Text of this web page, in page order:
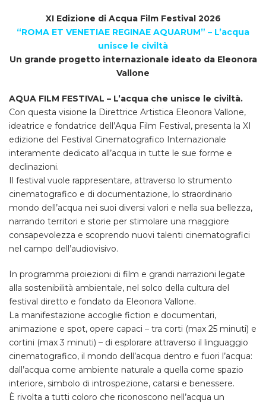
XI Edizione di Acqua Film Festival 2026
“ROMA ET VENETIAE REGINAE AQUARUM” – L’acqua
unisce le civiltà
Un grande progetto internazionale ideato da Eleonora
Vallone
AQUA FILM FESTIVAL – L’acqua che unisce le civiltà.
Con questa visione la Direttrice Artistica Eleonora Vallone,
ideatrice e fondatrice dell’Aqua Film Festival, presenta la XI
edizione del Festival Cinematografico Internazionale
interamente dedicato all’acqua in tutte le sue forme e
declinazioni.
Il festival vuole rappresentare, attraverso lo strumento
cinematografico e di documentazione, lo straordinario
mondo dell’acqua nei suoi diversi valori e nella sua bellezza,
narrando territori e storie per stimolare una maggiore
consapevolezza e scoprendo nuovi talenti cinematografici
nel campo dell’audiovisivo.
In programma proiezioni di film e grandi narrazioni legate
alla sostenibilità ambientale, nel solco della cultura del
festival diretto e fondato da Eleonora Vallone.
La manifestazione accoglie fiction e documentari,
animazione e spot, opere capaci – tra corti (max 25 minuti) e
cortini (max 3 minuti) – di esplorare attraverso il linguaggio
cinematografico, il mondo dell’acqua dentro e fuori l’acqua:
dall’acqua come ambiente naturale a quella come spazio
interiore, simbolo di introspezione, catarsi e benessere.
È rivolta a tutti coloro che riconoscono nell’acqua un